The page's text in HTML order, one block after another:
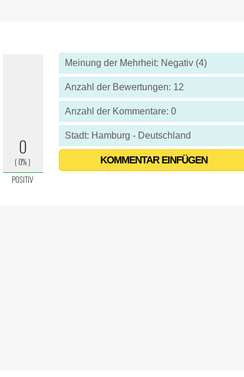
Meinung der Mehrheit: Negativ (4)
Anzahl der Bewertungen: 12
Anzahl der Kommentare: 0
Stadt: Hamburg - Deutschland
KOMMENTAR EINFÜGEN